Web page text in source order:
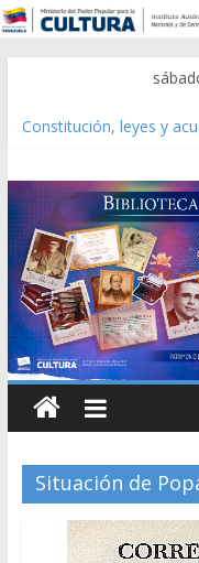
Constitución, leyes y
Modesta Bor Sánchez
Gaceta Oficial de la
Caracas 09 de marzo
Catálogo temático de
Situación de